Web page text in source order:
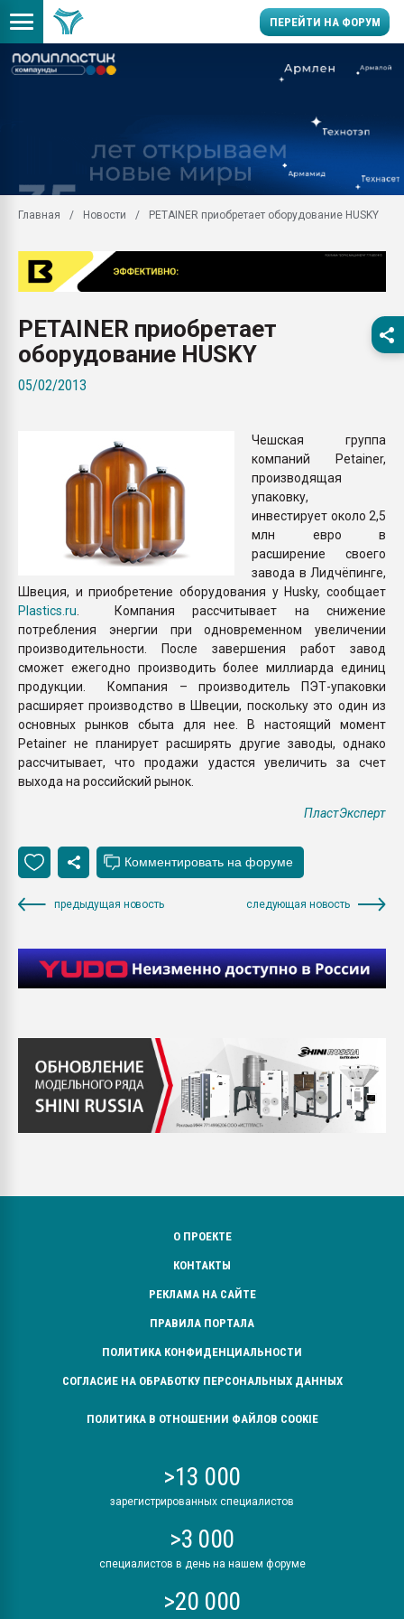
ПЕРЕЙТИ НА ФОРУМ
29.07.2026 ФРП помог
заводу пластмасс"
Помощь в подборе
Вакуум-формовочные
первый план в
бутылок
ПЕРЕЙТИ НА
Главная Новости PETAINER приобретает оборудование HUSKY
PETAINER приобретает
оборудование HUSKY
05/02/2013
Чешская группа
компаний Petainer,
производящая
упаковку,
инвестирует около 2,5
млн евро в
расширение своего
завода в Лидчёпинге,
Швеция, и приобретение оборудования у Husky, сообщает
Plastics.ru . Компания рассчитывает на снижение
потребления энергии при одновременном увеличении
производительности. После завершения работ завод
сможет ежегодно производить более миллиарда единиц
продукции. Компания – производитель ПЭТ-упаковки
расширяет производство в Швеции, поскольку это один из
основных рынков сбыта для нее. В настоящий момент
Petainer не планирует расширять другие заводы, однако
рассчитывает, что продажи удастся увеличить за счет
выхода на российский рынок.
ПластЭксперт
предыдущая новость следующая новость
О ПРОЕКТЕ
КОНТАКТЫ
РЕКЛАМА НА САЙТЕ
ПРАВИЛА ПОРТАЛА
ПОЛИТИКА КОНФИДЕНЦИАЛЬНОСТИ
СОГЛАСИЕ НА ОБРАБОТКУ ПЕРСОНАЛЬНЫХ ДАННЫХ
ПОЛИТИКА В ОТНОШЕНИИ ФАЙЛОВ COOKIE
>13 000
зарегистрированных специалистов
>3 000
специалистов в день на нашем форуме
>20 000